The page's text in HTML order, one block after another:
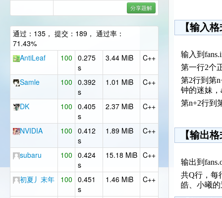
分享题解
通过：135， 提交：189， 通过率：
71.43%
AntiLeaf
100 0.275
s
3.44 MiB C++
Samle 100 0.392
s
1.01 MiB C++
DK 100 0.405
s
2.37 MiB C++
NVIDIA 100 0.412
s
1.89 MiB C++
subaru 100 0.424
s
15.18 MiB C++
初夏丿末年 100 0.451
s
1.46 MiB C++
【输入
输入到
第一行2个
第2行到第
钟的迷妹
第n+2行到
【输出
输出到
共Q行，每
皓、小曦